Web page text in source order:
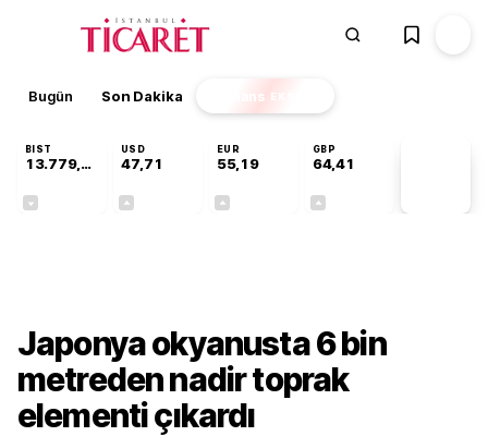
Bugün Son Dakika Finans EKSTRA
BIST
13.779,39
USD
47,71
EUR
55,19
GBP
64,41
Japonya okyanusta 6 bin
metreden nadir toprak
elementi çıkardı